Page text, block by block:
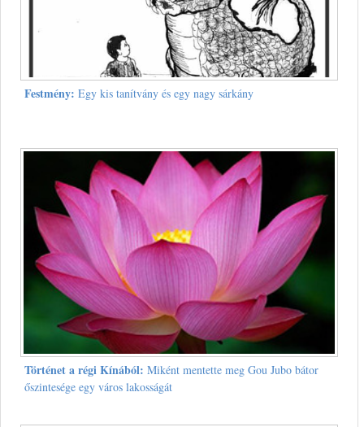
Festmény: Egy kis tanítvány és egy nagy sárkány
Történet a régi Kínából: Miként mentette meg Gou Jubo bátor
őszintesége egy város lakosságát